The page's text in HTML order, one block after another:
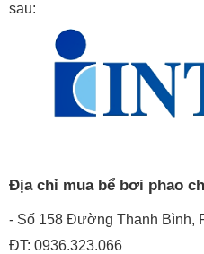
sau:
Địa chỉ mua bể bơi phao
- Số 158 Đường Thanh Bình,
ĐT: 0936.323.066